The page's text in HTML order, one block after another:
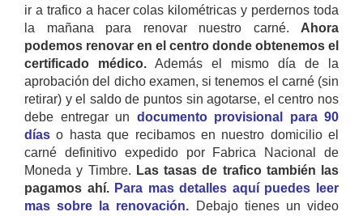
ir a trafico a hacer colas kilométricas y perdernos toda
la mañana para renovar nuestro carné. Ahora
podemos renovar en el centro donde obtenemos el
certificado médico. Además el mismo día de la
aprobación del dicho examen, si tenemos el carné (sin
retirar) y el saldo de puntos sin agotarse, el centro nos
debe entregar un documento provisional para 90
días o hasta que recibamos en nuestro domicilio el
carné definitivo expedido por Fabrica Nacional de
Moneda y Timbre. Las tasas de trafico también las
pagamos ahí. Para mas detalles aquí puedes leer
mas sobre la renovación. Debajo tienes un video